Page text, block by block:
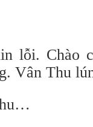
lỗi. Chào
Vân Thu